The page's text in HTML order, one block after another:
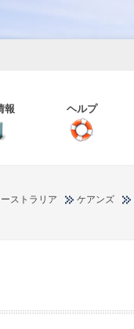
報 ヘルプ
ストラリア ケアンズ